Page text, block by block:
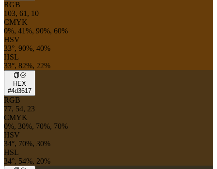
RGB
103, 61, 10
CMYK
0%, 41%, 90%, 60%
HSV
33°, 90%, 40%
HSL
33°, 82%, 22%
HEX
#4d3617
RGB
77, 54, 23
CMYK
0%, 30%, 70%, 70%
HSV
34°, 70%, 30%
HSL
34°, 54%, 20%